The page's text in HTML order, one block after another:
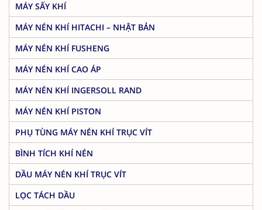
MÁY SẤY KHÍ
MÁY NÉN KHÍ HITACHI – NHẬT BẢN
MÁY NÉN KHÍ FUSHENG
MÁY NÉN KHÍ CAO ÁP
MÁY NÉN KHÍ INGERSOLL RAND
MÁY NÉN KHÍ PISTON
PHỤ TÙNG MÁY NÉN KHÍ TRỤC VÍT
BÌNH TÍCH KHÍ NÉN
DẦU MÁY NÉN KHÍ TRỤC VÍT
LỌC TÁCH DẦU